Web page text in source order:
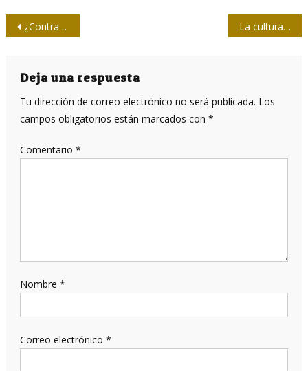
Navegación
entradas
¿Contra la cultura cubana? (II Parte y final) La cultura en el devenir de la Revolución Cubana
Deja una respuesta
Tu dirección de correo electrónico no será publicada. Los
campos obligatorios están marcados con *
Comentario *
Nombre *
Correo electrónico *